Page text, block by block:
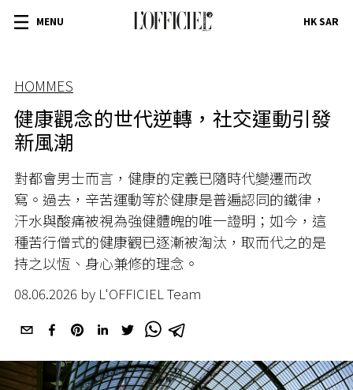
MENU HK SAR
HOMMES
健康觀念的世代逆轉，社交運動引發
新風潮
對都會男士而言，健康的定義已隨時代變遷而改
寫。過去，辛苦運動等於健康是普遍認同的鐵律，
汗水與酸痛被視為強健體魄的唯一證明；如今，這
種苦行僧式的健康觀已逐漸被淘汰，取而代之的是
持之以恆、身心兼修的理念。
08.06.2026 by L'OFFICIEL Team